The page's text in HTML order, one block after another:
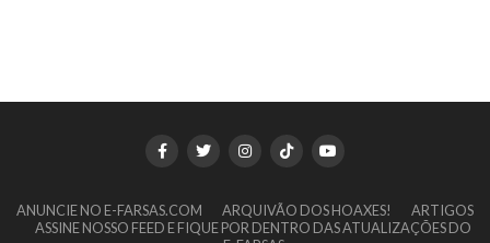
ANUNCIE NO E-FARSAS.COM ARQUIVÃO DOS HOAXES!
ARTIGOS
ASSINE NOSSO FEED E FIQUE POR DENTRO DAS ATUALIZAÇÕES DO